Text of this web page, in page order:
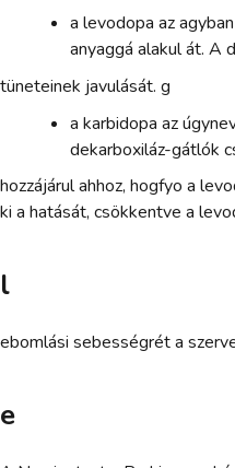
a levodopa az
anyaggá alakul át. A
tüneteinek javulását. g
a karbidopa az
dekarboxiláz-gátlók
hozzájárul ahhoz, hogfyo a
ki a hatását, csökkentve a
l
ebomlási sebességrét a
e